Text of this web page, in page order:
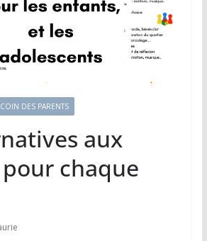
DES PARENTS
aux
chaque